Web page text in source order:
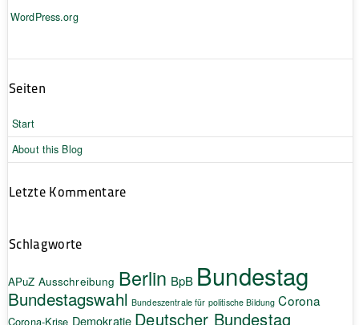
WordPress.org
Seiten
Start
About this Blog
Letzte Kommentare
Schlagworte
APuZ Ausschreibung Berlin BpB Bundestag
Bundestagswahl Bundeszentrale für politische Bildung Corona
Corona-Krise Demokratie Deutscher Bundestag